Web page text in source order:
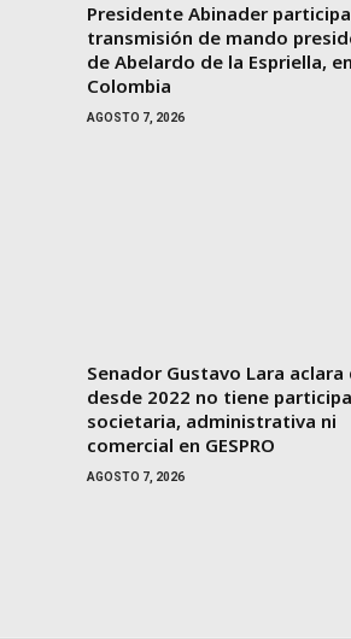
Presidente Abinader
transmisión de mando
de Abelardo de la Espriella, en
Colombia
AGOSTO 7, 2026
Senador Gustavo Lara aclara
desde 2022 no tiene
societaria, administrativa ni
comercial en GESPRO
AGOSTO 7, 2026